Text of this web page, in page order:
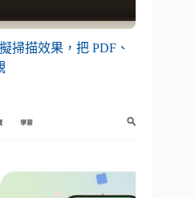
掃描效果，把 PDF、